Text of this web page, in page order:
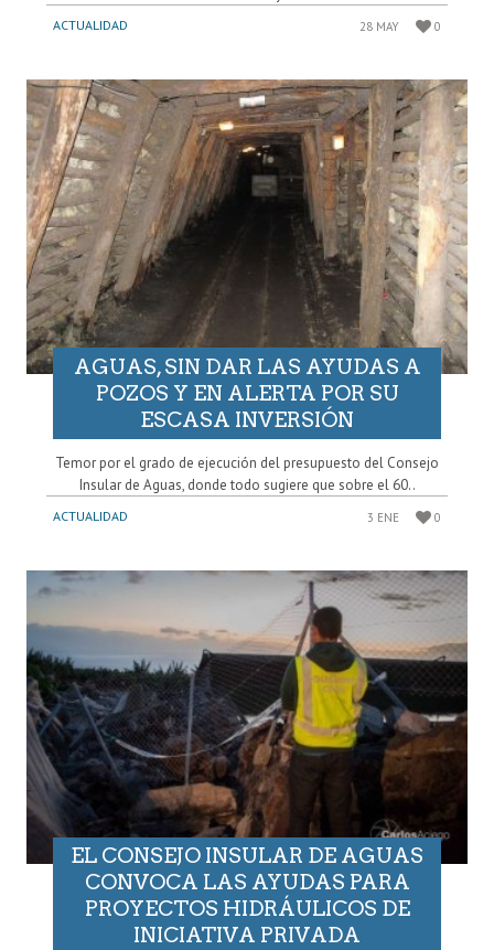
ACTUALIDAD 28 MAY 0
AGUAS, SIN DAR LAS AYUDAS A
POZOS Y EN ALERTA POR SU
ESCASA INVERSIÓN
Temor por el grado de ejecución del presupuesto del Consejo
Insular de Aguas, donde todo sugiere que sobre el 60..
ACTUALIDAD 3 ENE 0
EL CONSEJO INSULAR DE AGUAS
CONVOCA LAS AYUDAS PARA
PROYECTOS HIDRÁULICOS DE
INICIATIVA PRIVADA